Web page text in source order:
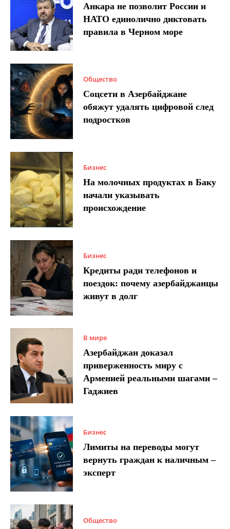
Анкара не позволит России и
НАТО единолично диктовать
правила в Черном море
Общество
Соцсети в Азербайджане
обяжут удалять цифровой след
подростков
Бизнес
На молочных продуктах в Баку
начали указывать
происхождение
Бизнес
Кредиты ради телефонов и
поездок: почему азербайджанцы
живут в долг
В мире
Азербайджан доказал
приверженность миру с
Арменией реальными шагами –
Гаджиев
Бизнес
Лимиты на переводы могут
вернуть граждан к наличным –
эксперт
Общество